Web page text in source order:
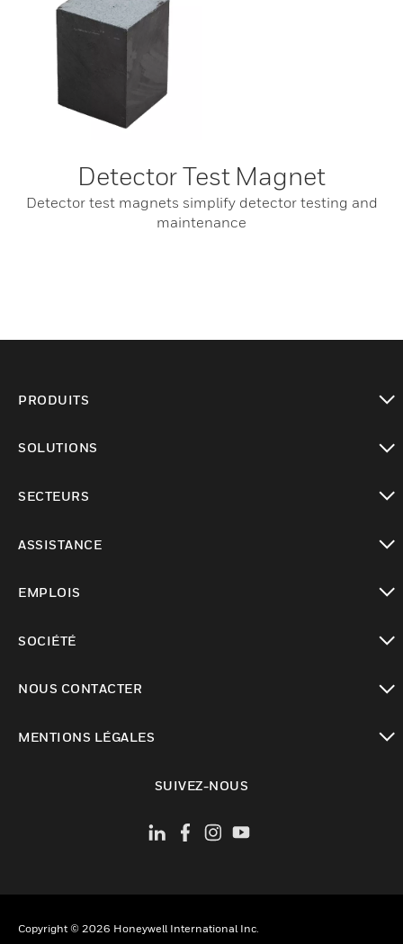
Detector Test Magnet
Detector test magnets simplify detector testing and
maintenance
PRODUITS
SOLUTIONS
SECTEURS
ASSISTANCE
EMPLOIS
SOCIÉTÉ
NOUS CONTACTER
MENTIONS LÉGALES
SUIVEZ-NOUS
Copyright © 2026 Honeywell International Inc.